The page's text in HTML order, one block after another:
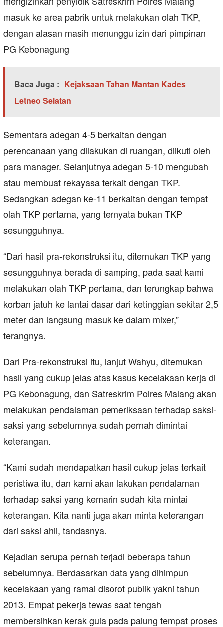
masuk ke area pabrik untuk melakukan olah TKP,
dengan alasan masih menunggu izin dari pimpinan
PG Kebonagung
Baca Juga : Kejaksaan Tahan Mantan Kades
Letneo Selatan
Sementara adegan 4-5 berkaitan dengan
perencanaan yang dilakukan di ruangan, diikuti oleh
para manager. Selanjutnya adegan 5-10 mengubah
atau membuat rekayasa terkait dengan TKP.
Sedangkan adegan ke-11 berkaitan dengan tempat
olah TKP pertama, yang ternyata bukan TKP
sesungguhnya.
“Dari hasil pra-rekonstruksi itu, ditemukan TKP yang
sesungguhnya berada di samping, pada saat kami
melakukan olah TKP pertama, dan terungkap bahwa
korban jatuh ke lantai dasar dari ketinggian sekitar 2,5
meter dan langsung masuk ke dalam mixer,”
terangnya.
Dari Pra-rekonstruksi itu, lanjut Wahyu, ditemukan
hasil yang cukup jelas atas kasus kecelakaan kerja di
PG Kebonagung, dan Satreskrim Polres Malang akan
melakukan pendalaman pemeriksaan terhadap saksi-
saksi yang sebelumnya sudah pernah dimintai
keterangan.
“Kami sudah mendapatkan hasil cukup jelas terkait
peristiwa itu, dan kami akan lakukan pendalaman
terhadap saksi yang kemarin sudah kita mintai
keterangan. Kita nanti juga akan minta keterangan
dari saksi ahli, tandasnya.
Kejadian serupa pernah terjadi beberapa tahun
sebelumnya. Berdasarkan data yang dihimpun
kecelakaan yang ramai disorot publik yakni tahun
2013. Empat pekerja tewas saat tengah
membersihkan kerak gula pada palung tempat proses